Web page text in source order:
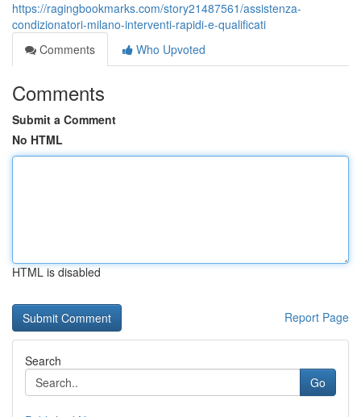
https://ragingbookmarks.com/story21487561/assistenza-
condizionatori-milano-interventi-rapidi-e-qualificati
Comments
Who Upvoted
Comments
Submit a Comment
No HTML
HTML is disabled
Report Page
Search
Go